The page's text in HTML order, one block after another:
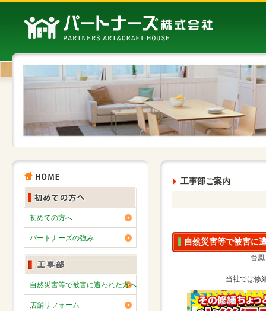
初めての方へ
パートナーズの強み
自然災害等で被害に遭われた方へ
店舗リフォーム
工事部ご案内
自然災害等で被害に
台
当社では修